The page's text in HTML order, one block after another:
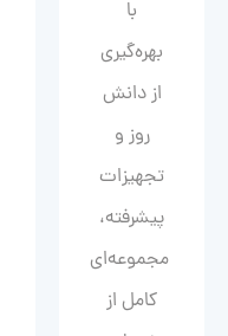
با
بهره‌گیری
از دانش
روز و
تجهیزات
پیشرفته،
مجموعه‌ای
کامل از